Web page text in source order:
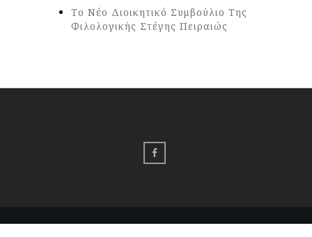
Το Νέο Διοικητικό Συμβούλιο Της
Φιλολογικής Στέγης Πειραιώς